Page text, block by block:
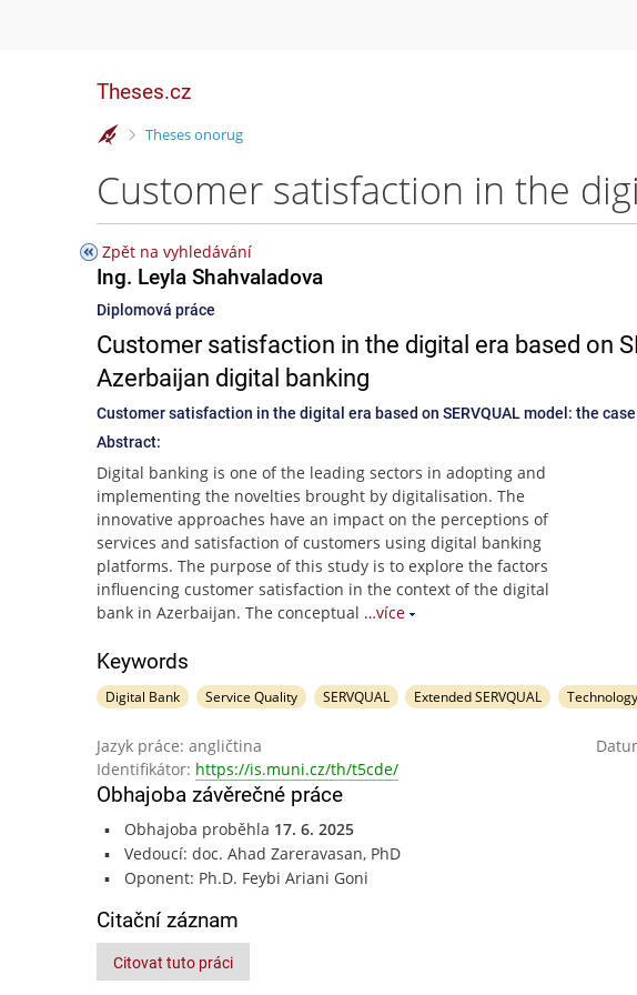
Theses.cz
>
Theses onorug
Zpět na vyhledávání
Ing. Leyla Shahvaladova
Diplomová práce
Customer satisfaction in the digital era based on
Azerbaijan digital banking
Customer satisfaction in the digital era based on SERVQUAL model: the
Abstract:
Digital banking is one of the leading sectors in adopting and
implementing the novelties brought by digitalisation. The
innovative approaches have an impact on the perceptions of
services and satisfaction of customers using digital banking
platforms. The purpose of this study is to explore the factors
influencing customer satisfaction in the context of the digital
bank in Azerbaijan. The conceptual …více
Keywords
Digital Bank Service Quality SERVQUAL Extended SERVQUAL
Jazyk práce: angličtina
Identifikátor: https://is.muni.cz/th/t5cde/
Obhajoba závěrečné práce
Obhajoba proběhla 17. 6. 2025
Vedoucí: doc. Ahad Zareravasan, PhD
Oponent: Ph.D. Feybi Ariani Goni
Citační záznam
Citovat tuto práci